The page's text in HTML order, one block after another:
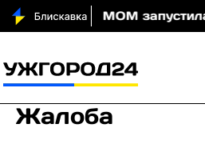
вночі МОМ запустила
Жалоба